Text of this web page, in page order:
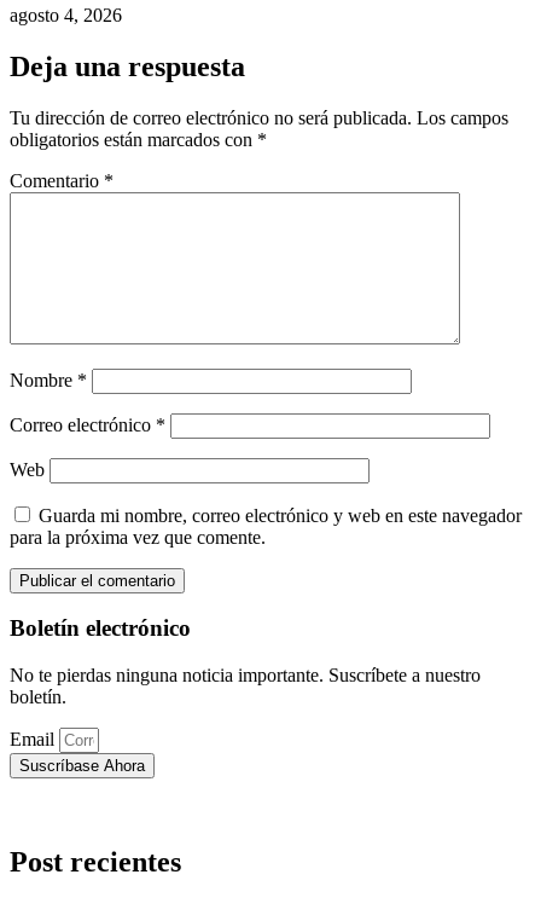
agosto 4, 2026
Deja una respuesta
Tu dirección de correo electrónico no será publicada. Los campos
obligatorios están marcados con *
Comentario *
Nombre *
Correo electrónico *
Web
Guarda mi nombre, correo electrónico y web en este navegador
para la próxima vez que comente.
Boletín electrónico
No te pierdas ninguna noticia importante. Suscríbete a nuestro
boletín.
Email
Suscríbase Ahora
Post recientes